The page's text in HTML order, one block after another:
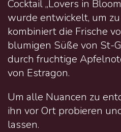
Cocktail „Lovers in
wurde entwickelt, um
kombiniert die Frische
blumigen Süße von St-
durch fruchtige
von Estragon.
Um alle Nuancen zu
ihn vor Ort probieren
lassen.